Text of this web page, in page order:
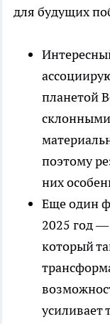
для будущих
планетой
поэтому
них
Еще один
2025 год
который
усиливает